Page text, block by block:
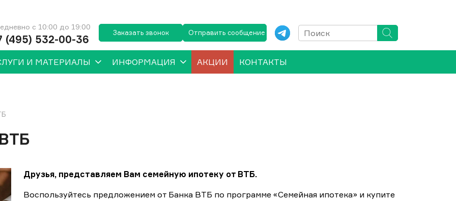
с 10:00 до 19:00
(495) 532-00-36
Заказать звонок Отправить сообщение
И МАТЕРИАЛЫ ИНФОРМАЦИЯ АКЦИИ КОНТАКТЫ
Друзья, представляем Вам семейную ипотеку от ВТБ.
Воспользуйтесь предложением от Банка ВТБ по программе «Семейная ипотека» и купите